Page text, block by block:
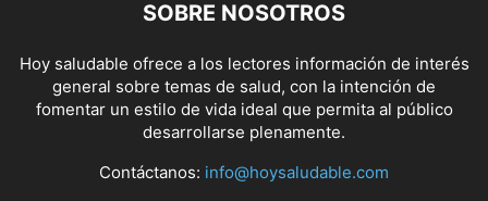
SOBRE NOSOTROS
Hoy saludable ofrece a los lectores información de interés
general sobre temas de salud, con la intención de
fomentar un estilo de vida ideal que permita al público
desarrollarse plenamente.
Contáctanos: info@hoysaludable.com